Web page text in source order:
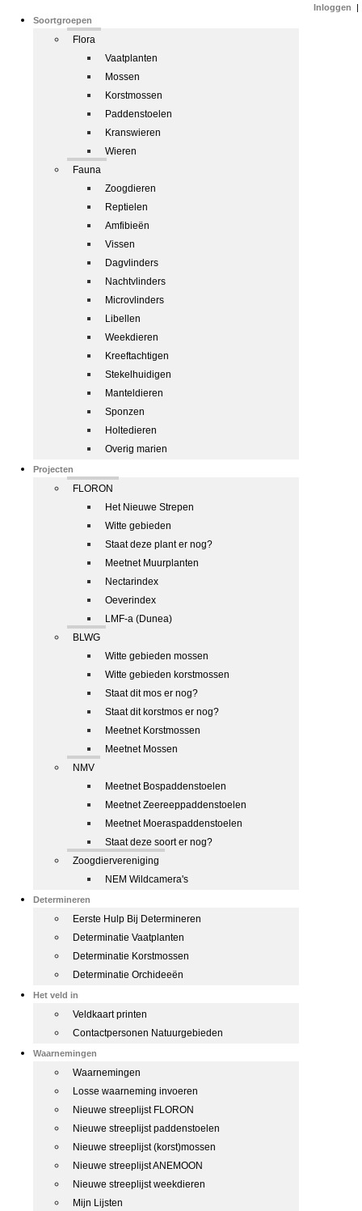
Soortgroepen
Flora
Vaatplanten
Mossen
Korstmossen
Paddenstoelen
Kranswieren
Wieren
Fauna
Zoogdieren
Reptielen
Amfibieën
Vissen
Dagvlinders
Nachtvlinders
Microvlinders
Libellen
Weekdieren
Kreeftachtigen
Stekelhuidigen
Manteldieren
Sponzen
Holtedieren
Overig marien
Projecten
FLORON
Het Nieuwe Strepen
Witte gebieden
Staat deze plant er nog?
Meetnet Muurplanten
Nectarindex
Oeverindex
LMF-a (Dunea)
BLWG
Witte gebieden mossen
Witte gebieden korstmossen
Staat dit mos er nog?
Staat dit korstmos er nog?
Meetnet Korstmossen
Meetnet Mossen
NMV
Meetnet Bospaddenstoelen
Meetnet Zeereeppaddenstoelen
Meetnet Moeraspaddenstoelen
Staat deze soort er nog?
Zoogdiervereniging
NEM Wildcamera's
Determineren
Eerste Hulp Bij Determineren
Determinatie Vaatplanten
Determinatie Korstmossen
Determinatie Orchideeën
Het veld in
Veldkaart printen
Contactpersonen Natuurgebieden
Waarnemingen
Waarnemingen
Losse waarneming invoeren
Nieuwe streeplijst FLORON
Nieuwe streeplijst paddenstoelen
Nieuwe streeplijst (korst)mossen
Nieuwe streeplijst ANEMOON
Nieuwe streeplijst weekdieren
Mijn Lijsten
Inloggen |